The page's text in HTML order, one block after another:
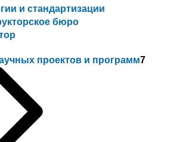
и стандартизации
бюро
проектов и программ7